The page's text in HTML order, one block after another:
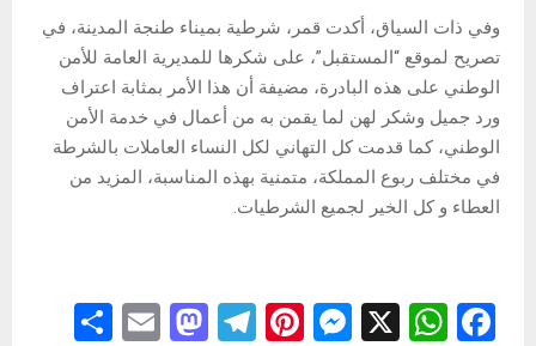
وفي ذات السياق، أكدت قمر، شرطية بميناء طنجة المدينة، في
تصريح لموقع “المستقبل”، على شكرها للمديرية العامة للأمن
الوطني على هذه البادرة، مضيفة أن هذا الأمر بمثابة اعتراف
ورد جميل وشكر لهن لما يقمن به من أعمال في خدمة الأمن
الوطني، كما قدمت كل التهاني لكل النساء العاملات بالشرطة
في مختلف ربوع المملكة، متمنية بهذه المناسبة، المزيد من
العطاء و كل الخير لجميع الشرطيات.
F
W
X
M
Pi
T
M
E